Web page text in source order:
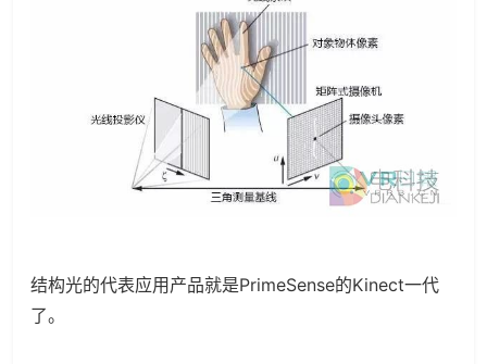
结构光的代表应用产品就是PrimeSense的Kinect一代
了。